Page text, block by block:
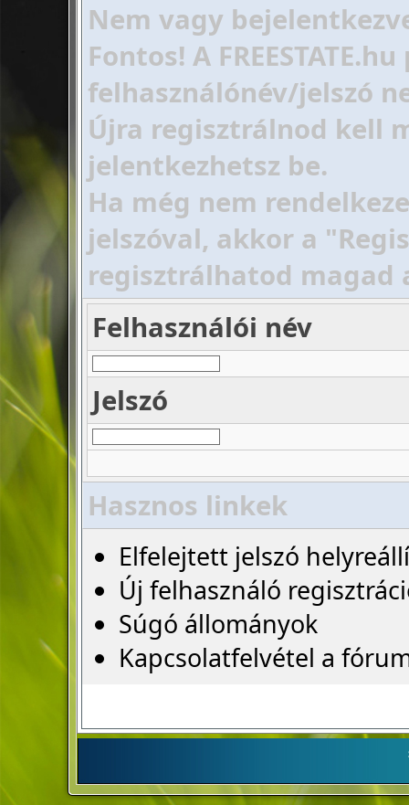
Nem vagy
Fontos! A
felhasználónév/jelszó
Újra regisztrálnod kell
jelentkezhetsz be.
Ha még nem
jelszóval, akkor a
regisztrálhatod magad
Felhasználói név
Jelszó
Hasznos linkek
Elfelejtett jelszó
Új felhasználó
Súgó állományok
Kapcsolatfelvétel a